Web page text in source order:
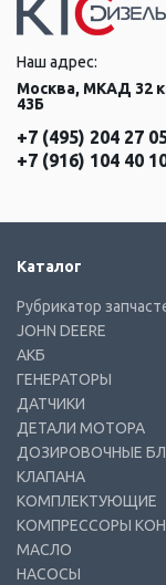
Наш адрес:
Москва, МКАД 32
43Б
+7 (495) 204 27
+7 (916) 104 40
Каталог
Рубрикатор
JOHN DEERE
АКБ
ГЕНЕРАТОРЫ
ДАТЧИКИ
ДЕТАЛИ МОТОРА
ДОЗИРОВОЧНЫЕ
КЛАПАНА
КОМПЛЕКТУЮЩИЕ
КОМПРЕССОРЫ
МАСЛО
НАСОСЫ